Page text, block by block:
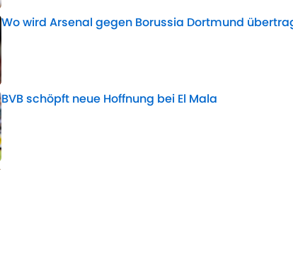
Wo wird Arsenal gegen Borussia Dortmund
BVB schöpft neue Hoffnung bei El Mala
Published by on Invalid Date